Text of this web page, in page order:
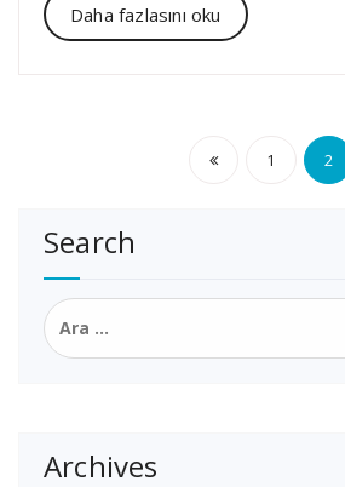
Daha fazlasını oku
Yazı
1 2
Search
Arama:
Archives